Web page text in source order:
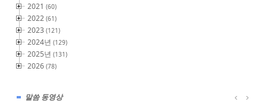
2021(60)
2022(61)
2023(121)
2024년(129)
2025년(131)
2026(78)
말씀 동영상